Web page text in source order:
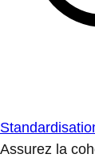
Assurez la